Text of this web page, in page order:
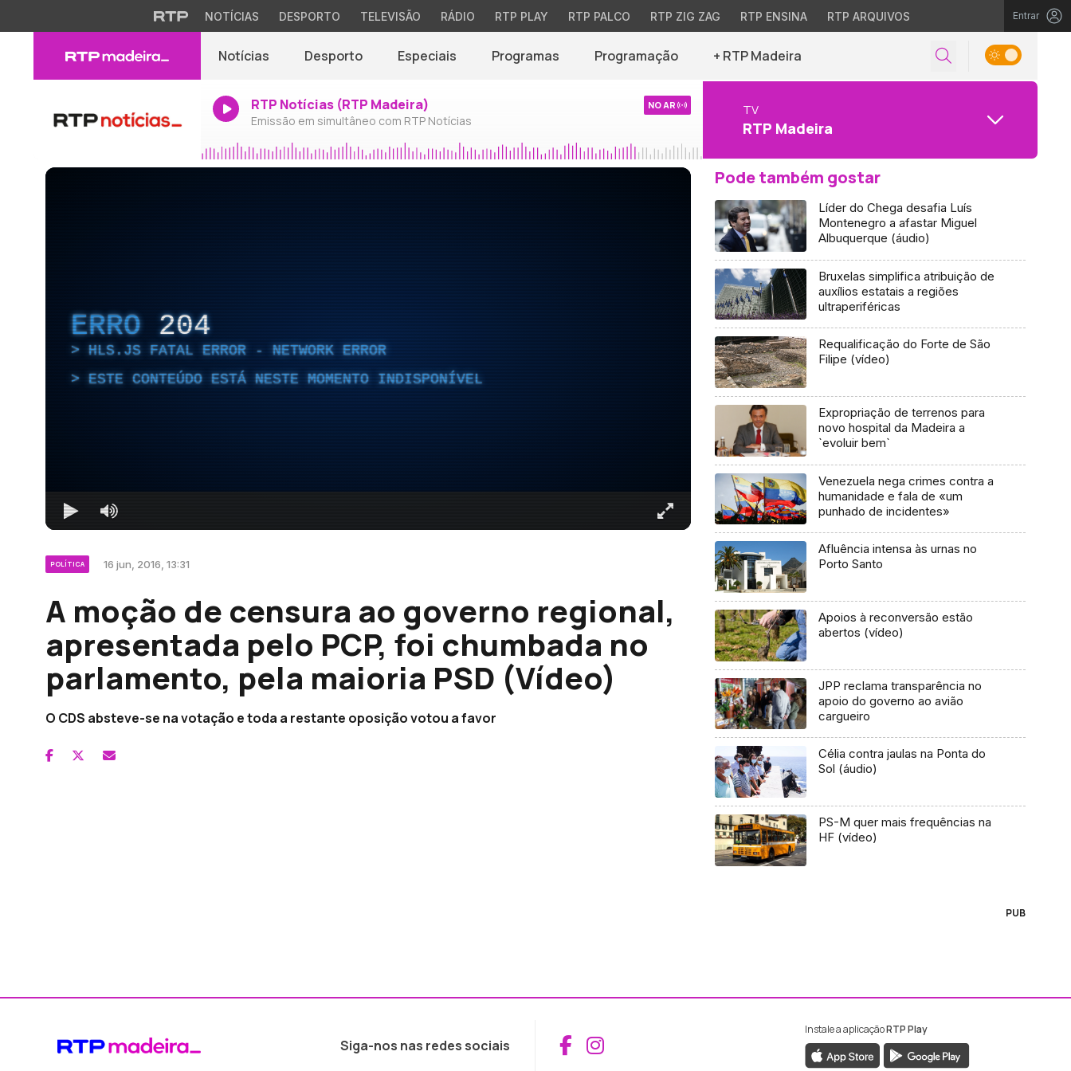
NOTÍCIAS DESPORTO TELEVISÃO RÁDIO RTP PLAY RTP PALCO RTP ZIG ZAG RTP ENSINA RTP ARQUIVOS Entrar
Notícias Desporto Especiais Programas Programação + RTP Madeira
RTP Notícias (RTP Madeira)
Emissão em simultâneo com RTP Notícias
NO AR TV
RTP Madeira
ERRO 204
HLS.JS FATAL ERROR - NETWORK ERROR
ESTE CONTEÚDO ESTÁ NESTE MOMENTO INDISPONÍVEL
POLÍTICA 16 jun, 2016, 13:31
A moção de censura ao governo regional,
apresentada pelo PCP, foi chumbada no
parlamento, pela maioria PSD (Vídeo)
O CDS absteve-se na votação e toda a restante oposição votou a favor
Pode também gostar
Líder do Chega desafia Luís
Montenegro a afastar Miguel
Albuquerque (áudio)
Bruxelas simplifica atribuição de
auxílios estatais a regiões
ultraperiféricas
Requalificação do Forte de São
Filipe (vídeo)
Expropriação de terrenos para
novo hospital da Madeira a
`evoluir bem`
Venezuela nega crimes contra a
humanidade e fala de «um
punhado de incidentes»
Afluência intensa às urnas no
Porto Santo
Apoios à reconversão estão
abertos (vídeo)
JPP reclama transparência no
apoio do governo ao avião
cargueiro
Célia contra jaulas na Ponta do
Sol (áudio)
PS-M quer mais frequências na
HF (vídeo)
PUB
Siga-nos nas redes sociais Aceder ao Facebook da RTP Madeira
Aceder ao Instagram da RTP Madeira
Instale a aplicaçãoRTP Play